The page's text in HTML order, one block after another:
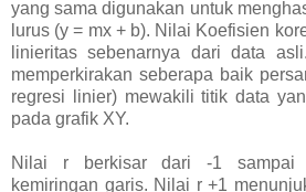
yang sama digunakan untuk
lurus (y = mx + b). Nilai Koefisien
linieritas sebenarnya dari data
memperkirakan seberapa baik
regresi linier) mewakili titik data
pada grafik XY.
Nilai r berkisar dari -1 sampai
kemiringan garis. Nilai r +1